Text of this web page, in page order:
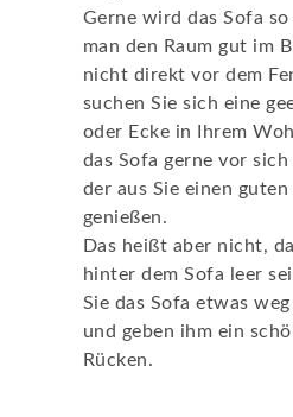
Gerne wird das Sofa
man den Raum gut im
nicht direkt vor dem
suchen Sie sich eine
oder Ecke in Ihrem
das Sofa gerne vor
der aus Sie einen
genießen.
Das heißt aber nicht,
hinter dem Sofa leer
Sie das Sofa etwas
und geben ihm ein
Rücken.